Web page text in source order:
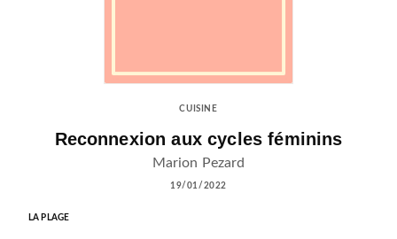
CUISINE
Reconnexion aux cycles féminins
Marion Pezard
19/01/2022
LA PLAGE